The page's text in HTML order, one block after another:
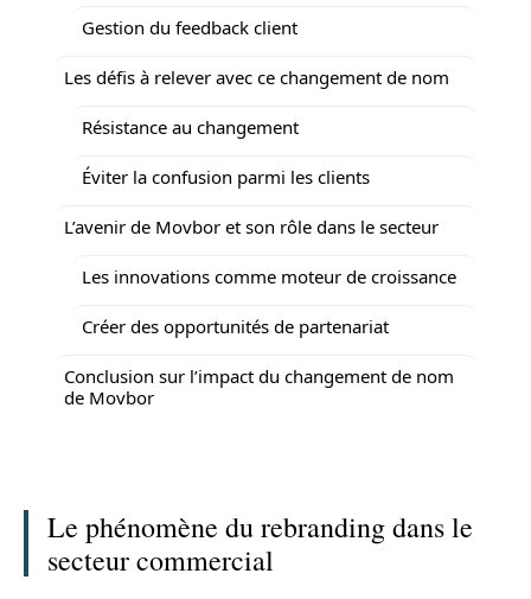
Gestion du feedback client
Les défis à relever avec ce changement de nom
Résistance au changement
Éviter la confusion parmi les clients
L’avenir de Movbor et son rôle dans le secteur
Les innovations comme moteur de croissance
Créer des opportunités de partenariat
Conclusion sur l’impact du changement de nom
de Movbor
Le phénomène du rebranding dans le
secteur commercial